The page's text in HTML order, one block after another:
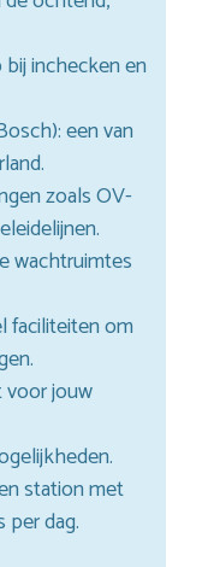
inchecken en
een van
zoals OV-
wachtruimtes
faciliteiten om
voor jouw
station met
dag.